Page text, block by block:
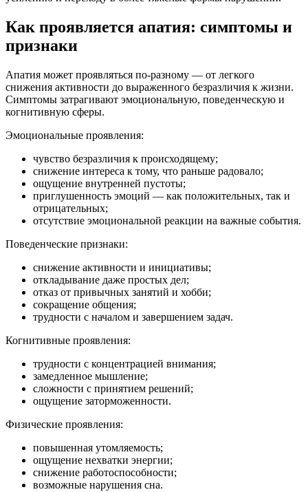
Как проявляется апатия: симптомы и
признаки
Апатия может проявляться по-разному — от легкого
снижения активности до выраженного безразличия к жизни.
Симптомы затрагивают эмоциональную, поведенческую и
когнитивную сферы.
Эмоциональные проявления:
чувство безразличия к происходящему;
снижение интереса к тому, что раньше радовало;
ощущение внутренней пустоты;
приглушенность эмоций — как положительных, так и
отрицательных;
отсутствие эмоциональной реакции на важные события.
Поведенческие признаки:
снижение активности и инициативы;
откладывание даже простых дел;
отказ от привычных занятий и хобби;
сокращение общения;
трудности с началом и завершением задач.
Когнитивные проявления:
трудности с концентрацией внимания;
замедленное мышление;
сложности с принятием решений;
ощущение заторможенности.
Физические проявления:
повышенная утомляемость;
ощущение нехватки энергии;
снижение работоспособности;
возможные нарушения сна.